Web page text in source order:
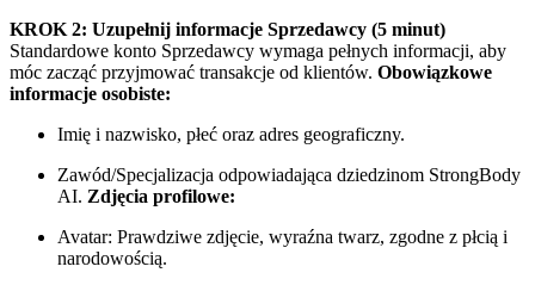
KROK 2: Uzupełnij informacje Sprzedawcy (5 minut)
Standardowe konto Sprzedawcy wymaga pełnych informacji, aby
móc zacząć przyjmować transakcje od klientów. Obowiązkowe
informacje osobiste:
Imię i nazwisko, płeć oraz adres geograficzny.
Zawód/Specjalizacja odpowiadająca dziedzinom StrongBody
AI. Zdjęcia profilowe:
Avatar: Prawdziwe zdjęcie, wyraźna twarz, zgodne z płcią i
narodowością.